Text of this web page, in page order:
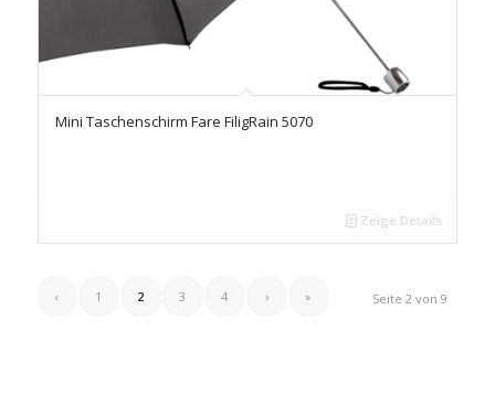
Mini Taschenschirm Fare FiligRain 5070
Zeige Details
Seite 2 von 9
‹ 1 2 3 4 › »